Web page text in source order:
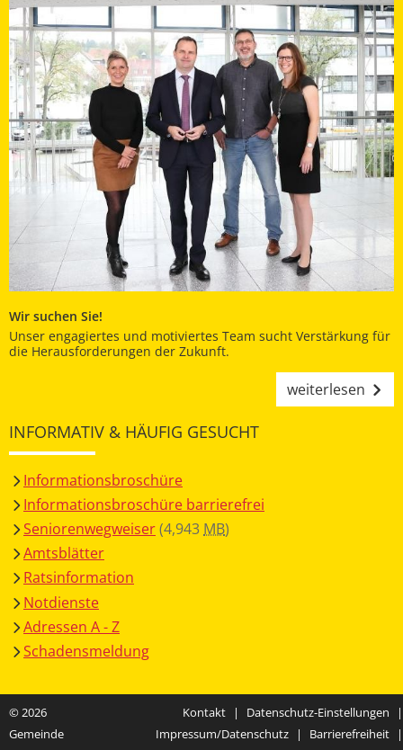
Wir suchen Sie!
Unser engagiertes und motiviertes Team sucht Verstärkung für
die Herausforderungen der Zukunft.
weiterlesen
INFORMATIV & HÄUFIG GESUCHT
Informationsbroschüre
Informationsbroschüre barrierefrei
Seniorenwegweiser(4,943 MB)
Amtsblätter
Ratsinformation
Notdienste
Adressen A - Z
Schadensmeldung
© 2026
Gemeinde
Kontakt | Datenschutz-Einstellungen
|
Impressum/Datenschutz
| Barrierefreiheit
|